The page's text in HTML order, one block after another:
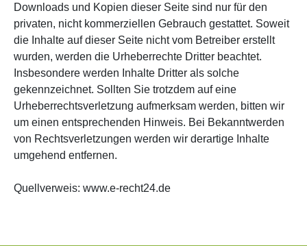
Downloads und Kopien dieser Seite sind nur für den
privaten, nicht kommerziellen Gebrauch gestattet. Soweit
die Inhalte auf dieser Seite nicht vom Betreiber erstellt
wurden, werden die Urheberrechte Dritter beachtet.
Insbesondere werden Inhalte Dritter als solche
gekennzeichnet. Sollten Sie trotzdem auf eine
Urheberrechtsverletzung aufmerksam werden, bitten wir
um einen entsprechenden Hinweis. Bei Bekanntwerden
von Rechtsverletzungen werden wir derartige Inhalte
umgehend entfernen.
Quellverweis: www.e-recht24.de